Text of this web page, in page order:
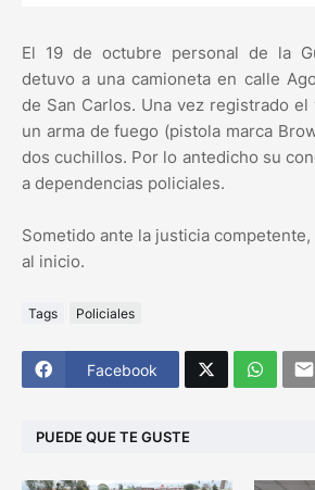
El 19 de octubre personal de la
detuvo a una camioneta en calle
de San Carlos. Una vez registrado
un arma de fuego (pistola marca
dos cuchillos. Por lo antedicho su
a dependencias policiales.
Sometido ante la justicia
al inicio.
Tags Policiales
Facebook
PUEDE QUE TE GUSTE